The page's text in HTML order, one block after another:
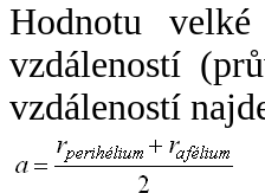
Hodnotu
vzdáleností
vzdáleností